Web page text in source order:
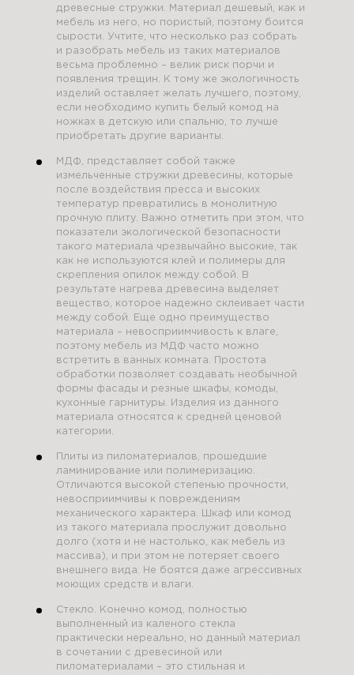
древесные стружки. Материал дешевый, как и
мебель из него, но пористый, поэтому боится
сырости. Учтите, что несколько раз собрать
и разобрать мебель из таких материалов
весьма проблемно – велик риск порчи и
появления трещин. К тому же экологичность
изделий оставляет желать лучшего, поэтому,
если необходимо купить белый комод на
ножках в детскую или спальню, то лучше
приобретать другие варианты.
МДФ, представляет собой также
измельченные стружки древесины, которые
после воздействия пресса и высоких
температур превратились в монолитную
прочную плиту. Важно отметить при этом, что
показатели экологической безопасности
такого материала чрезвычайно высокие, так
как не используются клей и полимеры для
скрепления опилок между собой. В
результате нагрева древесина выделяет
вещество, которое надежно склеивает части
между собой. Еще одно преимущество
материала – невосприимчивость к влаге,
поэтому мебель из МДФ часто можно
встретить в ванных комната. Простота
обработки позволяет создавать необычной
формы фасады и резные шкафы, комоды,
кухонные гарнитуры. Изделия из данного
материала относятся к средней ценовой
категории.
Плиты из пиломатериалов, прошедшие
ламинирование или полимеризацию.
Отличаются высокой степенью прочности,
невосприимчивы к повреждениям
механического характера. Шкаф или комод
из такого материала прослужит довольно
долго (хотя и не настолько, как мебель из
массива), и при этом не потеряет своего
внешнего вида. Не боятся даже агрессивных
моющих средств и влаги.
Стекло. Конечно комод, полностью
выполненный из каленого стекла
практически нереально, но данный материал
в сочетании с древесиной или
пиломатериалами – это стильная и